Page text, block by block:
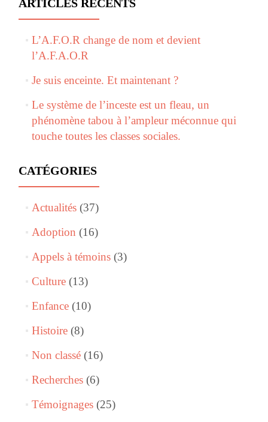
ARTICLES RÉCENTS
L’A.F.O.R change de nom et devient
l’A.F.A.O.R
Je suis enceinte. Et maintenant ?
Le système de l’inceste est un fleau, un
phénomène tabou à l’ampleur méconnue qui
touche toutes les classes sociales.
CATÉGORIES
Actualités(37)
Adoption (16)
Appels à témoins(3)
Culture(13)
Enfance(10)
Histoire(8)
Non classé(16)
Recherches(6)
Témoignages(25)